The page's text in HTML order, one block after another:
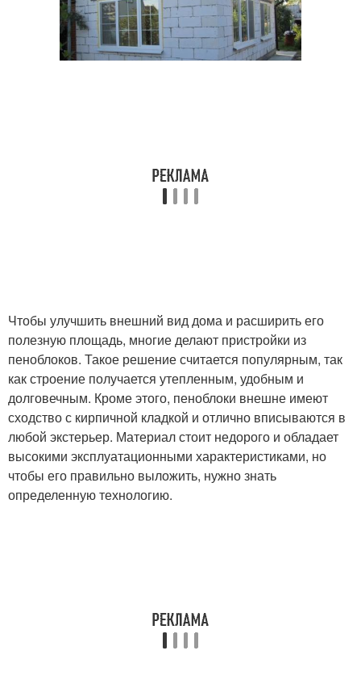
Чтобы улучшить внешний вид дома и расширить его
полезную площадь, многие делают пристройки из
пеноблоков. Такое решение считается популярным, так
как строение получается утепленным, удобным и
долговечным. Кроме этого, пеноблоки внешне имеют
сходство с кирпичной кладкой и отлично вписываются в
любой экстерьер. Материал стоит недорого и обладает
высокими эксплуатационными характеристиками, но
чтобы его правильно выложить, нужно знать
определенную технологию.